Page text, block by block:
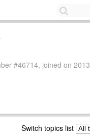
#46714, joined on
Switch topics list